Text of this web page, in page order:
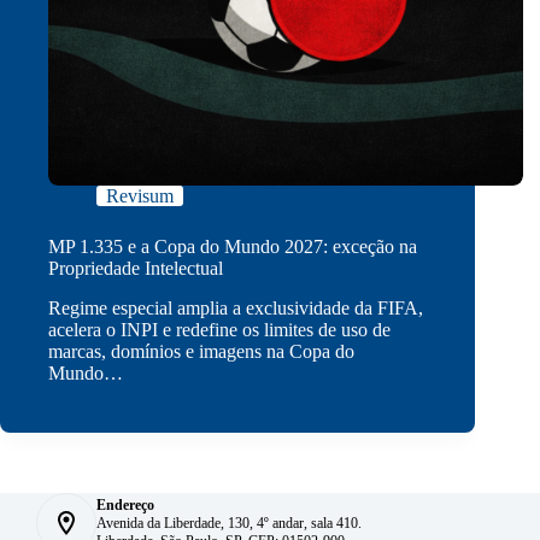
Revisum
MP 1.335 e a Copa do Mundo 2027: exceção na
Propriedade Intelectual
Regime especial amplia a exclusividade da FIFA,
acelera o INPI e redefine os limites de uso de
marcas, domínios e imagens na Copa do
Mundo…
Endereço
Avenida da Liberdade, 130, 4º andar, sala 410.